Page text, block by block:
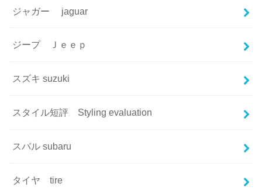
ジャガー jaguar
ジープ Ｊｅｅｐ
スズキ suzuki
スタイル短評 Styling evaluation
スバル subaru
タイヤ tire